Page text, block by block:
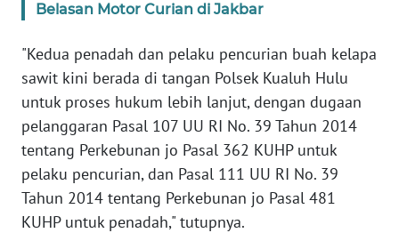
Belasan Motor Curian di Jakbar
"Kedua penadah dan pelaku pencurian buah kelapa
sawit kini berada di tangan Polsek Kualuh Hulu
untuk proses hukum lebih lanjut, dengan dugaan
pelanggaran Pasal 107 UU RI No. 39 Tahun 2014
tentang Perkebunan jo Pasal 362 KUHP untuk
pelaku pencurian, dan Pasal 111 UU RI No. 39
Tahun 2014 tentang Perkebunan jo Pasal 481
KUHP untuk penadah," tutupnya.
WN
WN
LAMPUNG
WN
JATENG
WN
NUSANTARA